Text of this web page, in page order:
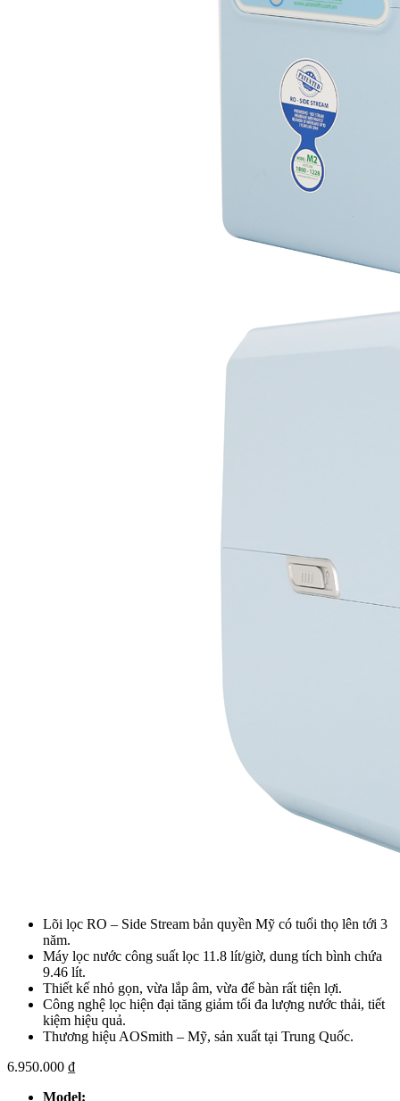
Lõi lọc RO – Side Stream bản quyền Mỹ có tuổi thọ lên tới 3
năm.
Máy lọc nước công suất lọc 11.8 lít/giờ, dung tích bình chứa
9.46 lít.
Thiết kế nhỏ gọn, vừa lắp âm, vừa để bàn rất tiện lợi.
Công nghệ lọc hiện đại tăng giảm tối đa lượng nước thải, tiết
kiệm hiệu quả.
Thương hiệu AOSmith – Mỹ, sản xuất tại Trung Quốc.
6.950.000 ₫
Model: